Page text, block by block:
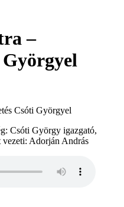
–
Györgyel
Csóti Györgyel
Csóti György igazgató,
vezeti: Adorján András